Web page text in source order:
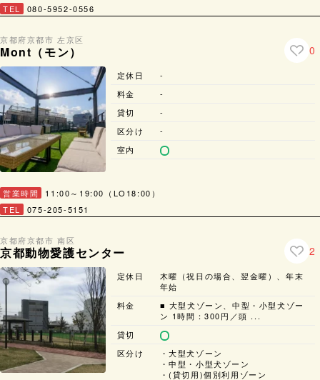
TEL
080-5952-0556
京都府京都市 左京区
Mont（モン） 0
営業時間
11:00～19:00（LO18:00）
TEL
075-205-5151
定休日
-
料金
-
貸切
-
区分け
-
室内
京都府京都市 南区
京都動物愛護センター 2
定休日
木曜（祝日の場合、翌金曜）、年末
年始
料金
■ 大型犬ゾーン、中型・小型犬ゾー
ン 1時間：300円／頭 ...
貸切
区分け
・大型犬ゾーン
・中型・小型犬ゾーン
・(貸切用)個別利用ゾーン